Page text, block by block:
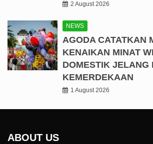
2 August 2026
NEWS
AGODA CATATKAN
KENAIKAN MINAT
DOMESTIK JELANG
KEMERDEKAAN
1 August 2026
ABOUT US